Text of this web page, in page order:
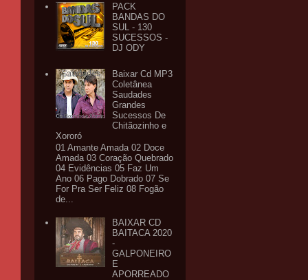
PACK
BANDAS DO
SUL - 130
SUCESSOS -
DJ ODY
Baixar Cd MP3
Coletânea
Saudades
Grandes
Sucessos De
Chitãozinho e
Xororó
01 Amante Amada 02 Doce
Amada 03 Coração Quebrado
04 Evidências 05 Faz Um
Ano 06 Pago Dobrado 07 Se
For Pra Ser Feliz 08 Fogão
de...
BAIXAR CD
BAITACA 2020
-
GALPONEIRO
E
APORREADO